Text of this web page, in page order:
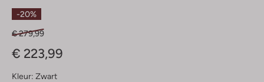
-20%
€ 279,99
€ 223,99
Kleur: Zwart